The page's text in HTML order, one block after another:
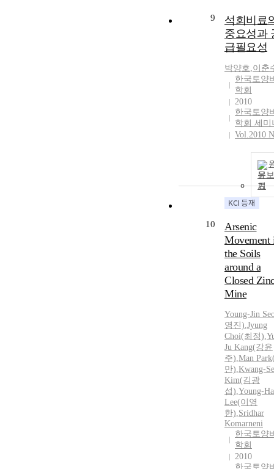
9
석회비료
중요성과
급필요성
박양호,이춘
한국토양
학회
2010
한국토양
학회 세미
Vol.2010
문보
기
10
Arsenic
Movement
the Soils
around a
Closed
Mine
Young-Jin
영진),Jyung
Choi(최정),
Ju Kang(강윤
주),Man
만),Kwang-
Kim(김광
섭),Young-
Lee(이영
한),Sridhar
Komarneni
한국토양
학회
2010
한국토양